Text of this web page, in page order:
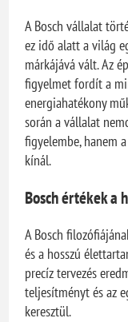
A Bosch vállalat
ez idő alatt a világ
márkájává vált. Az
figyelmet fordít a
energiahatékony
során a vállalat
figyelembe, hanem
kínál.
Bosch értékek a
A Bosch
és a hosszú
precíz tervezés
teljesítményt és az
keresztül.